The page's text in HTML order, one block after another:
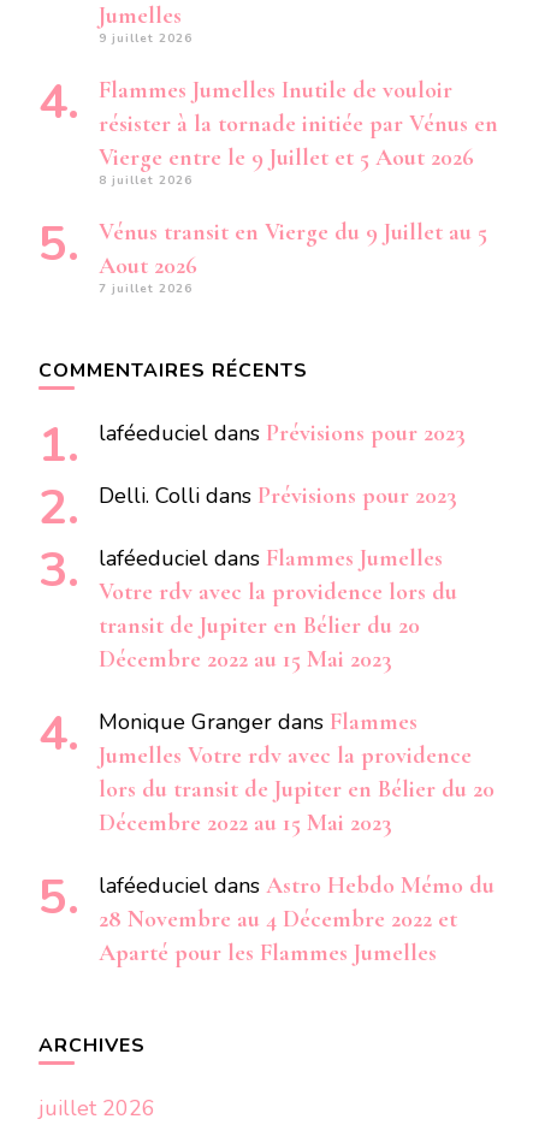
Jumelles
9 juillet 2026
Flammes Jumelles Inutile de vouloir
résister à la tornade initiée par Vénus en
Vierge entre le 9 Juillet et 5 Aout 2026
8 juillet 2026
Vénus transit en Vierge du 9 Juillet au 5
Aout 2026
7 juillet 2026
COMMENTAIRES RÉCENTS
laféeduciel dans Prévisions pour 2023
Delli. Colli dans Prévisions pour 2023
laféeduciel dans Flammes Jumelles
Votre rdv avec la providence lors du
transit de Jupiter en Bélier du 20
Décembre 2022 au 15 Mai 2023
Monique Granger dans Flammes
Jumelles Votre rdv avec la providence
lors du transit de Jupiter en Bélier du 20
Décembre 2022 au 15 Mai 2023
laféeduciel dans Astro Hebdo Mémo du
28 Novembre au 4 Décembre 2022 et
Aparté pour les Flammes Jumelles
ARCHIVES
juillet 2026